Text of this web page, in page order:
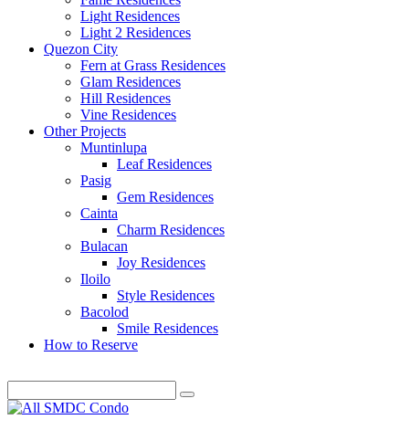
Light Residences
Light 2 Residences
Quezon City
Fern at Grass Residences
Glam Residences
Hill Residences
Vine Residences
Other Projects
Muntinlupa
Leaf Residences
Pasig
Gem Residences
Cainta
Charm Residences
Bulacan
Joy Residences
Iloilo
Style Residences
Bacolod
Smile Residences
How to Reserve